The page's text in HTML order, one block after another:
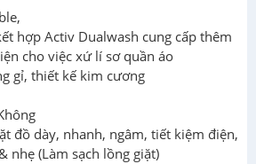
hợp Activ Dualwash cung cấp thêm
cho việc xứ lí sơ quần áo
gỉ, thiết kế kim cương
đồ dày, nhanh, ngâm, tiết kiệm điện,
nhẹ (Làm sạch lồng giặt)